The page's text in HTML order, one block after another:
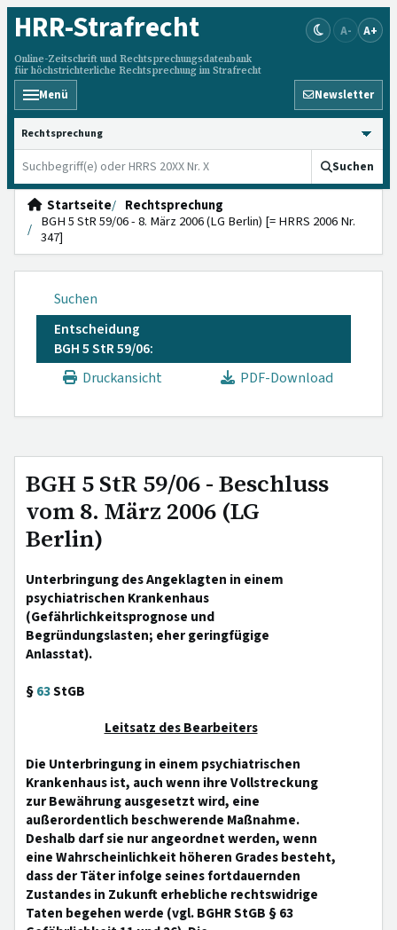
HRR-Strafrecht
Online-Zeitschrift und Rechtsprechungsdatenbank
für höchstrichterliche Rechtsprechung im Strafrecht
A- A+
Menü Newsletter
HRRS durchsuchen
Suchen
Startseite
Rechtsprechung
BGH 5 StR 59/06 - 8. März 2006 (LG Berlin) [= HRRS 2006 Nr.
347]
Suchen
Entscheidung
BGH 5 StR 59/06:
Druckansicht
PDF-Download
BGH 5 StR 59/06 - Beschluss
vom 8. März 2006 (LG
Berlin)
Unterbringung des Angeklagten in einem
psychiatrischen Krankenhaus
(Gefährlichkeitsprognose und
Begründungslasten; eher geringfügige
Anlasstat).
§63StGB
Leitsatz des Bearbeiters
Die Unterbringung in einem psychiatrischen
Krankenhaus ist, auch wenn ihre Vollstreckung
zur Bewährung ausgesetzt wird, eine
außerordentlich beschwerende Maßnahme.
Deshalb darf sie nur angeordnet werden, wenn
eine Wahrscheinlichkeit höheren Grades besteht,
dass der Täter infolge seines fortdauernden
Zustandes in Zukunft erhebliche rechtswidrige
Taten begehen werde (vgl. BGHR StGB § 63